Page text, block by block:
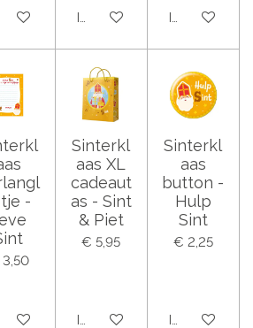
In winkelwagenIn
-
Sinterkl
aas XL
cadeaut
as - Sint
& Piet
€ 5,95
In winkelwagen
Sinterkl
aas
button -
Hulp
Sint
€ 2,25
In